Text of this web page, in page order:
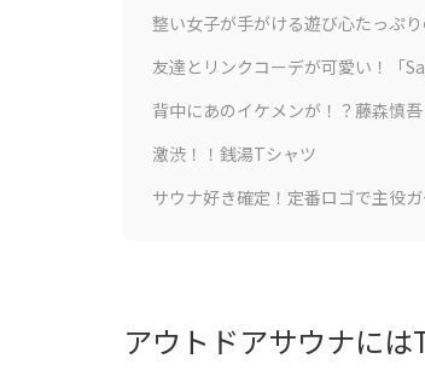
整い女子が手がける遊び心たっぷり
友達とリンクコーデが可愛い！「
背中にあのイケメンが！？藤森慎
激渋！！銭湯Tシャツ
サウナ好き確定！定番ロゴで主役ガ
アウトドアサウナには